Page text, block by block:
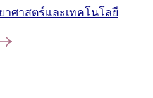
าศาสตร์และเทคโนโลยี